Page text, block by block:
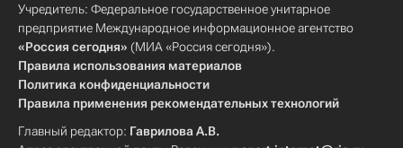
Учредитель: Федеральное государственное унитарное
предприятие Международное информационное агентство
«Россия сегодня» (МИА «Россия сегодня»).
Правила использования материалов
Политика конфиденциальности
Правила применения рекомендательных технологий
Главный редактор: Гаврилова А.В.